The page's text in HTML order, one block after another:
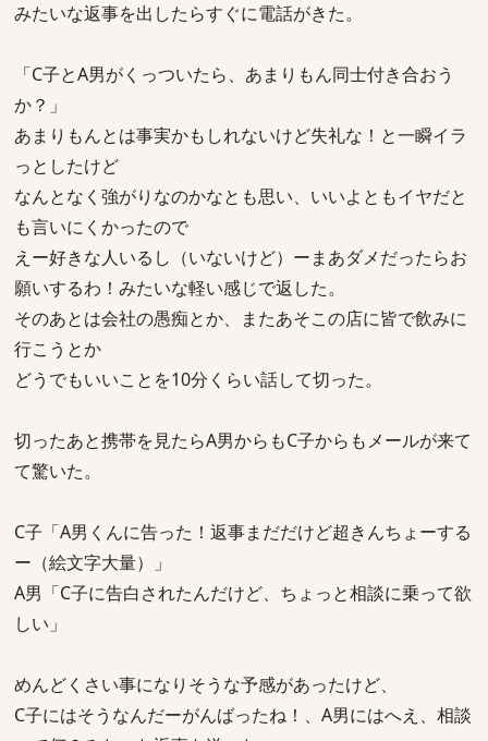
みたいな返事を出したらすぐに電話がきた。
「C子とA男がくっついたら、あまりもん同士付き合おう
か？」
あまりもんとは事実かもしれないけど失礼な！と一瞬イラ
っとしたけど
なんとなく強がりなのかなとも思い、いいよともイヤだと
も言いにくかったので
えー好きな人いるし（いないけど）ーまあダメだったらお
願いするわ！みたいな軽い感じで返した。
そのあとは会社の愚痴とか、またあそこの店に皆で飲みに
行こうとか
どうでもいいことを10分くらい話して切った。
切ったあと携帯を見たらA男からもC子からもメールが来て
て驚いた。
C子「A男くんに告った！返事まだだけど超きんちょーする
ー（絵文字大量）」
A男「C子に告白されたんだけど、ちょっと相談に乗って欲
しい」
めんどくさい事になりそうな予感があったけど、
C子にはそうなんだーがんばったね！、A男にはへえ、相談